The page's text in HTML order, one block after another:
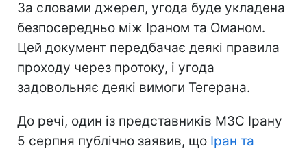
За словами джерел, угода буде укладена
безпосередньо між Іраном та Оманом.
Цей документ передбачає деякі правила
проходу через протоку, і угода
задовольняє деякі вимоги Тегерана.
До речі, один із представників МЗС Ірану
5 серпня публічно заявив, що Іран та